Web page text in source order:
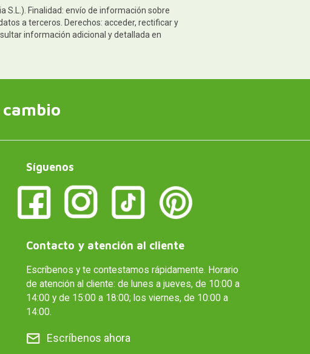
S.L.). Finalidad: envío de información sobre
a terceros. Derechos: acceder, rectificar y
información adicional y detallada en
Síguenos
Contacto y atención al cliente
Escríbenos y te contestamos rápidamente. Horario
de atención al cliente: de lunes a jueves, de 10:00 a
14:00 y de 15:00 a 18:00; los viernes, de 10:00 a
14:00.
Escríbenos ahora